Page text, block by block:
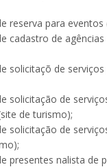
reserva para
cadastro de agências
solicitaçõ de
solicitação de
de turismo);
solicitação de
presentes nalista de